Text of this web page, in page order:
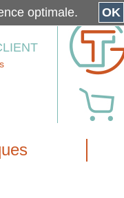
optimale. OK